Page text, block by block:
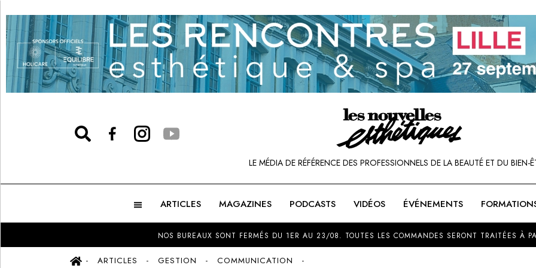
LE MÉDIA DE RÉFÉRENCE DES PROFESSIONNELS DE LA BEAUTÉ ET DU BIEN-
ARTICLES MAGAZINES PODCASTS VIDÉOS ÉVÉNEMENTS
NOS BUREAUX SONT FERMÉS DU 1ER AU 23/08. TOUTES LES COMMANDES SERONT TRAITÉES À
ARTICLES GESTION
COMMUNICATION